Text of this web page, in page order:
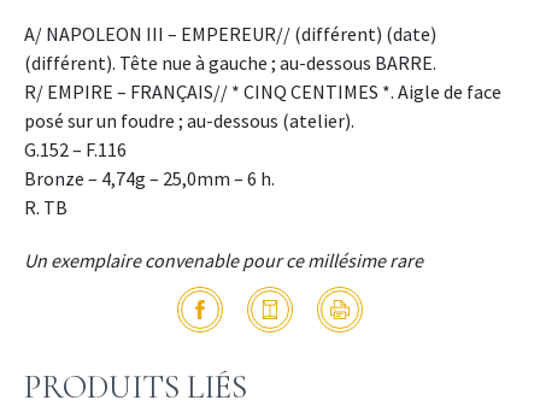
A/ NAPOLEON III – EMPEREUR// (différent) (date)
(différent). Tête nue à gauche ; au-dessous BARRE.
R/ EMPIRE – FRANÇAIS// * CINQ CENTIMES *. Aigle de face
posé sur un foudre ; au-dessous (atelier).
G.152 – F.116
Bronze – 4,74g – 25,0mm – 6 h.
R. TB
Un exemplaire convenable pour ce millésime rare
PRODUITS LIÉS